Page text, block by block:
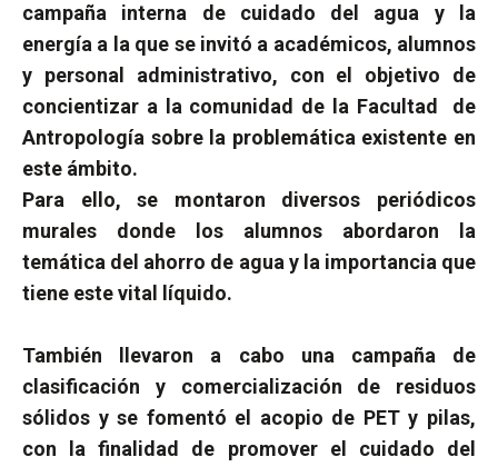
campaña interna de cuidado del agua y la
energía a la que se invitó a académicos, alumnos
y personal administrativo, con el objetivo de
concientizar a la comunidad de la Facultad
de
Antropología sobre la problemática existente en
este ámbito.
Para ello, se montaron diversos periódicos
murales donde los alumnos abordaron la
temática del ahorro de agua y la importancia que
tiene este vital líquido.
También llevaron a cabo una campaña de
clasificación y comercialización de residuos
sólidos y se fomentó el acopio de PET y pilas,
con la finalidad de promover el cuidado del